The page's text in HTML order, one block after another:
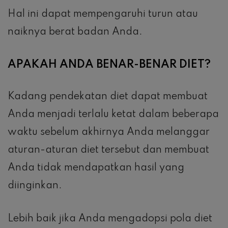
Hal ini dapat mempengaruhi turun atau
naiknya berat badan Anda.
APAKAH ANDA BENAR-BENAR DIET?
Kadang pendekatan diet dapat membuat
Anda menjadi terlalu ketat dalam beberapa
waktu sebelum akhirnya Anda melanggar
aturan-aturan diet tersebut dan membuat
Anda tidak mendapatkan hasil yang
diinginkan.
Lebih baik jika Anda mengadopsi pola diet